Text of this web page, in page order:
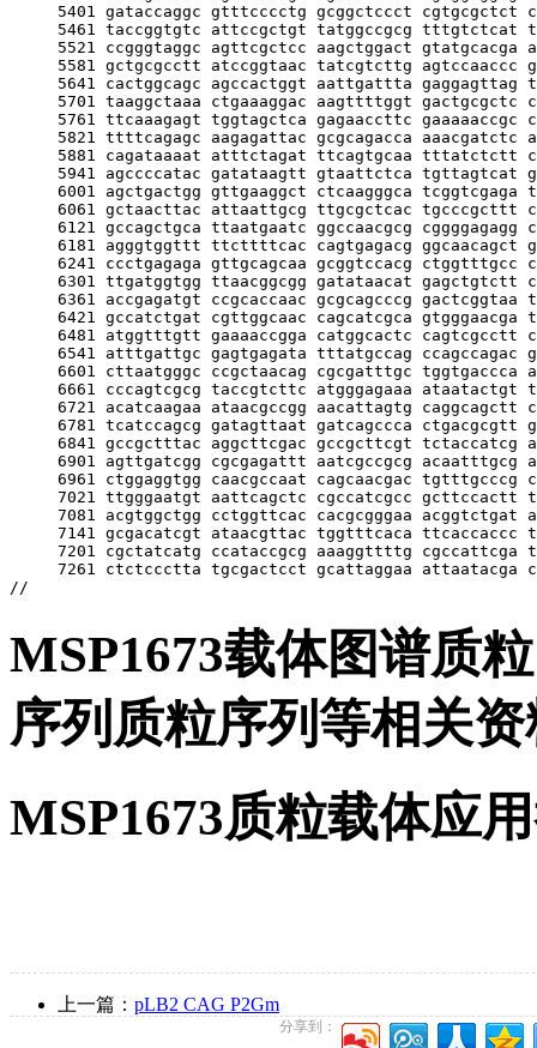
MSP1673载体图谱质
序列质粒序列等相关
MSP1673质粒载体应
上一篇： pLB2 CAG P2Gm
分享到：